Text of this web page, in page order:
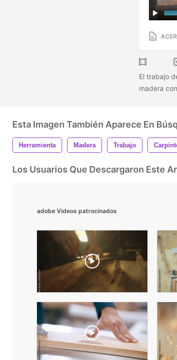
El trabajo
madera
Esta Imagen También Aparece En
Herramienta Madera Trabajo
Los Usuarios Que Descargaron Este
adobe Videos patrocinados